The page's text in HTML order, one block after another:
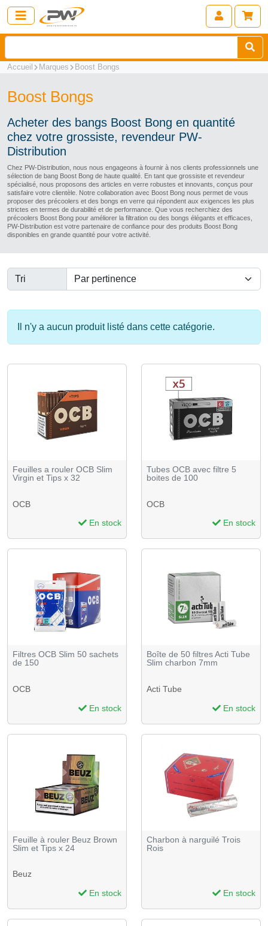
Accueil Marques Boost Bongs
Boost Bongs
Acheter des bangs Boost Bong en quantité
chez votre grossiste, revendeur PW-
Distribution
Chez PW-Distribution, nous nous engageons à fournir à nos clients professionnels une
sélection de bang Boost Bong de haute qualité. En tant que grossiste et revendeur
spécialisé, nous proposons des articles en verre robustes et innovants, conçus pour
satisfaire votre clientèle. Notre collaboration avec Boost Bong nous permet de vous
proposer des précoolers et des bongs en verre qui répondent aux exigences les plus
strictes en termes de durabilité et de performance. Que vous recherchiez des
précoolers Boost Bong pour améliorer la filtration ou des bongs élégants et efficaces,
PW-Distribution est votre partenaire de confiance pour des produits Boost Bong
disponibles en grande quantité pour votre activité.
Tri
Il n'y a aucun produit listé dans cette catégorie.
Feuilles a rouler OCB Slim
Virgin et Tips x 32
OCB
En stock
Tubes OCB avec filtre 5
boites de 100
OCB
En stock
Filtres OCB Slim 50 sachets
de 150
OCB
En stock
Boîte de 50 filtres Acti Tube
Slim charbon 7mm
Acti Tube
En stock
Feuille à rouler Beuz Brown
Slim et Tips x 24
Beuz
En stock
Charbon à narguilé Trois
Rois
En stock